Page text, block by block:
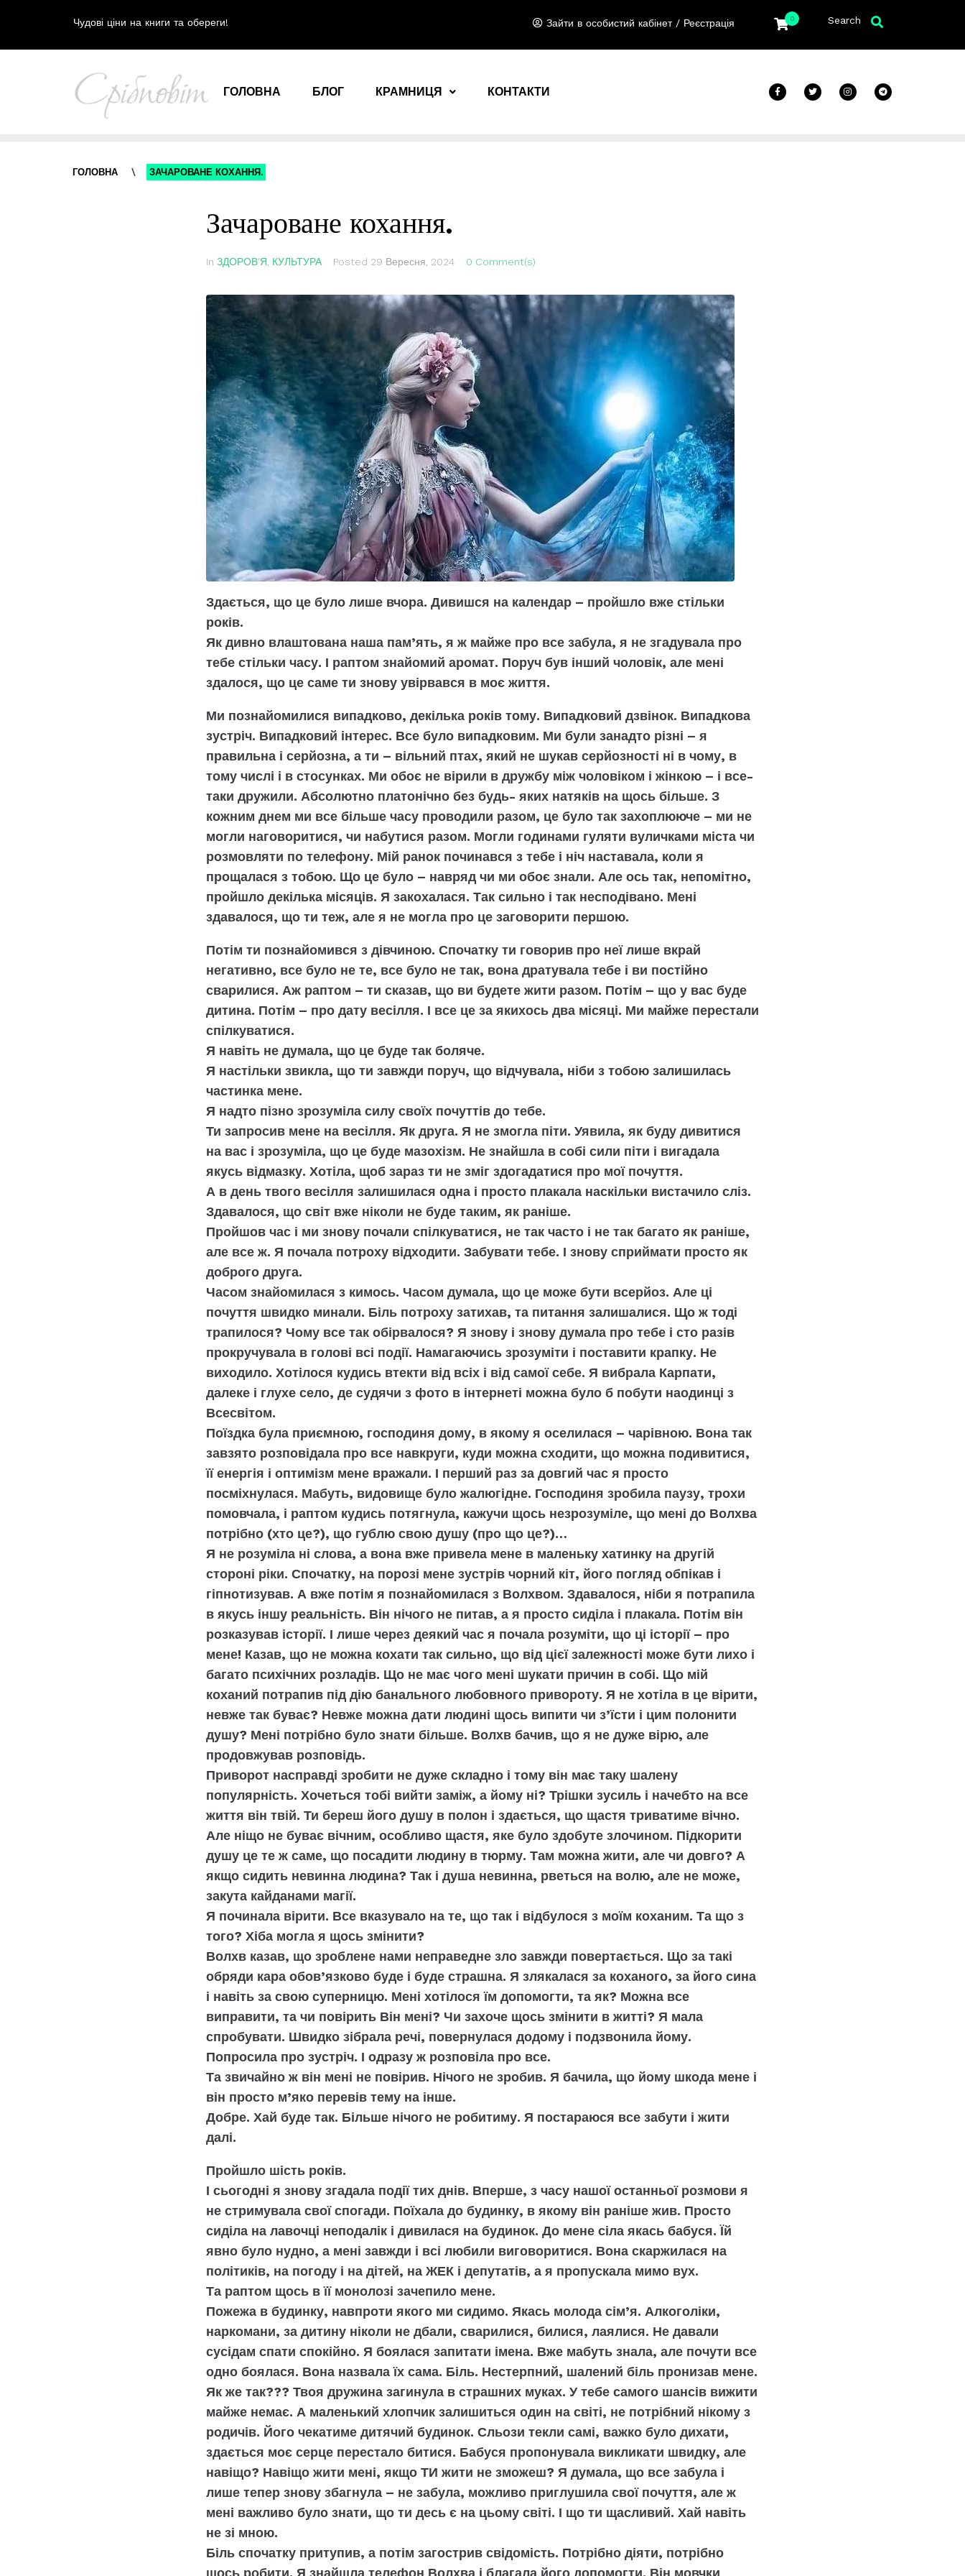
Чудові ціни на книги та обереги! Зайти в особистий кабінет / Реєстрація 0 Search
ГОЛОВНА БЛОГ КРАМНИЦЯ КОНТАКТИ
ГОЛОВНА \ ЗАЧАРОВАНЕ КОХАННЯ.
Зачароване кохання.
In ЗДОРОВ'Я КУЛЬТУРА Posted 29 Вересня, 2024 0 Comment(s)
Здається, що це було лише вчора. Дивишся на календар – пройшло вже стільки
років.
Як дивно влаштована наша пам’ять, я ж майже про все забула, я не згадувала про
тебе стільки часу. І раптом знайомий аромат. Поруч був інший чоловік, але мені
здалося, що це саме ти знову увірвався в моє життя.
Ми познайомилися випадково, декілька років тому. Випадковий дзвінок. Випадкова
зустріч. Випадковий інтерес. Все було випадковим. Ми були занадто різні – я
правильна і серйозна, а ти – вільний птах, який не шукав серйозності ні в чому, в
тому числі і в стосунках. Ми обоє не вірили в дружбу між чоловіком і жінкою – і все-
таки дружили. Абсолютно платонічно без будь- яких натяків на щось більше. З
кожним днем ми все більше часу проводили разом, це було так захоплююче – ми не
могли наговоритися, чи набутися разом. Могли годинами гуляти вуличками міста чи
розмовляти по телефону. Мій ранок починався з тебе і ніч наставала, коли я
прощалася з тобою. Що це було – навряд чи ми обоє знали. Але ось так, непомітно,
пройшло декілька місяців. Я закохалася. Так сильно і так несподівано. Мені
здавалося, що ти теж, але я не могла про це заговорити першою.
Потім ти познайомився з дівчиною. Спочатку ти говорив про неї лише вкрай
негативно, все було не те, все було не так, вона дратувала тебе і ви постійно
сварилися. Аж раптом – ти сказав, що ви будете жити разом. Потім – що у вас буде
дитина. Потім – про дату весілля. І все це за якихось два місяці. Ми майже перестали
спілкуватися.
Я навіть не думала, що це буде так боляче.
Я настільки звикла, що ти завжди поруч, що відчувала, ніби з тобою залишилась
частинка мене.
Я надто пізно зрозуміла силу своїх почуттів до тебе.
Ти запросив мене на весілля. Як друга. Я не змогла піти. Уявила, як буду дивитися
на вас і зрозуміла, що це буде мазохізм. Не знайшла в собі сили піти і вигадала
якусь відмазку. Хотіла, щоб зараз ти не зміг здогадатися про мої почуття.
А в день твого весілля залишилася одна і просто плакала наскільки вистачило сліз.
Здавалося, що світ вже ніколи не буде таким, як раніше.
Пройшов час і ми знову почали спілкуватися, не так часто і не так багато як раніше,
але все ж. Я почала потроху відходити. Забувати тебе. І знову сприймати просто як
доброго друга.
Часом знайомилася з кимось. Часом думала, що це може бути всерйоз. Але ці
почуття швидко минали. Біль потроху затихав, та питання залишалися. Що ж тоді
трапилося? Чому все так обірвалося? Я знову і знову думала про тебе і сто разів
прокручувала в голові всі події. Намагаючись зрозуміти і поставити крапку. Не
виходило. Хотілося кудись втекти від всіх і від самої себе. Я вибрала Карпати,
далеке і глухе село, де судячи з фото в інтернеті можна було б побути наодинці з
Всесвітом.
Поїздка була приємною, господиня дому, в якому я оселилася – чарівною. Вона так
завзято розповідала про все навкруги, куди можна сходити, що можна подивитися,
її енергія і оптимізм мене вражали. І перший раз за довгий час я просто
посміхнулася. Мабуть, видовище було жалюгідне. Господиня зробила паузу, трохи
помовчала, і раптом кудись потягнула, кажучи щось незрозуміле, що мені до Волхва
потрібно (хто це?), що гублю свою душу (про що це?)…
Я не розуміла ні слова, а вона вже привела мене в маленьку хатинку на другій
стороні ріки. Спочатку, на порозі мене зустрів чорний кіт, його погляд обпікав і
гіпнотизував. А вже потім я познайомилася з Волхвом. Здавалося, ніби я потрапила
в якусь іншу реальність. Він нічого не питав, а я просто сиділа і плакала. Потім він
розказував історії. І лише через деякий час я почала розуміти, що ці історії – про
мене! Казав, що не можна кохати так сильно, що від цієї залежності може бути лихо і
багато психічних розладів. Що не має чого мені шукати причин в собі. Що мій
коханий потрапив під дію банального любовного привороту. Я не хотіла в це вірити,
невже так буває? Невже можна дати людині щось випити чи з’їсти і цим полонити
душу? Мені потрібно було знати більше. Волхв бачив, що я не дуже вірю, але
продовжував розповідь.
Приворот насправді зробити не дуже складно і тому він має таку шалену
популярність. Хочеться тобі вийти заміж, а йому ні? Трішки зусиль і начебто на все
життя він твій. Ти береш його душу в полон і здається, що щастя триватиме вічно.
Але ніщо не буває вічним, особливо щастя, яке було здобуте злочином. Підкорити
душу це те ж саме, що посадити людину в тюрму. Там можна жити, але чи довго? А
якщо сидить невинна людина? Так і душа невинна, рветься на волю, але не може,
закута кайданами магії.
Я починала вірити. Все вказувало на те, що так і відбулося з моїм коханим. Та що з
того? Хіба могла я щось змінити?
Волхв казав, що зроблене нами неправедне зло завжди повертається. Що за такі
обряди кара обов’язково буде і буде страшна. Я злякалася за коханого, за його сина
і навіть за свою суперницю. Мені хотілося їм допомогти, та як? Можна все
виправити, та чи повірить Він мені? Чи захоче щось змінити в житті? Я мала
спробувати. Швидко зібрала речі, повернулася додому і подзвонила йому.
Попросила про зустріч. І одразу ж розповіла про все.
Та звичайно ж він мені не повірив. Нічого не зробив. Я бачила, що йому шкода мене і
він просто м’яко перевів тему на інше.
Добре. Хай буде так. Більше нічого не робитиму. Я постараюся все забути і жити
далі.
Пройшло шість років.
І сьогодні я знову згадала події тих днів. Вперше, з часу нашої останньої розмови я
не стримувала свої спогади. Поїхала до будинку, в якому він раніше жив. Просто
сиділа на лавочці неподалік і дивилася на будинок. До мене сіла якась бабуся. Їй
явно було нудно, а мені завжди і всі любили виговоритися. Вона скаржилася на
політиків, на погоду і на дітей, на ЖЕК і депутатів, а я пропускала мимо вух.
Та раптом щось в її монолозі зачепило мене.
Пожежа в будинку, навпроти якого ми сидимо. Якась молода сім’я. Алкоголіки,
наркомани, за дитину ніколи не дбали, сварилися, билися, лаялися. Не давали
сусідам спати спокійно. Я боялася запитати імена. Вже мабуть знала, але почути все
одно боялася. Вона назвала їх сама. Біль. Нестерпний, шалений біль пронизав мене.
Як же так??? Твоя дружина загинула в страшних муках. У тебе самого шансів вижити
майже немає. А маленький хлопчик залишиться один на світі, не потрібний нікому з
родичів. Його чекатиме дитячий будинок. Сльози текли самі, важко було дихати,
здається моє серце перестало битися. Бабуся пропонувала викликати швидку, але
навіщо? Навіщо жити мені, якщо ТИ жити не зможеш? Я думала, що все забула і
лише тепер знову збагнула – не забула, можливо приглушила свої почуття, але ж
мені важливо було знати, що ти десь є на цьому світі. І що ти щасливий. Хай навіть
не зі мною.
Біль спочатку притупив, а потім загострив свідомість. Потрібно діяти, потрібно
щось робити. Я знайшла телефон Волхва і благала його допомогти. Він мовчки